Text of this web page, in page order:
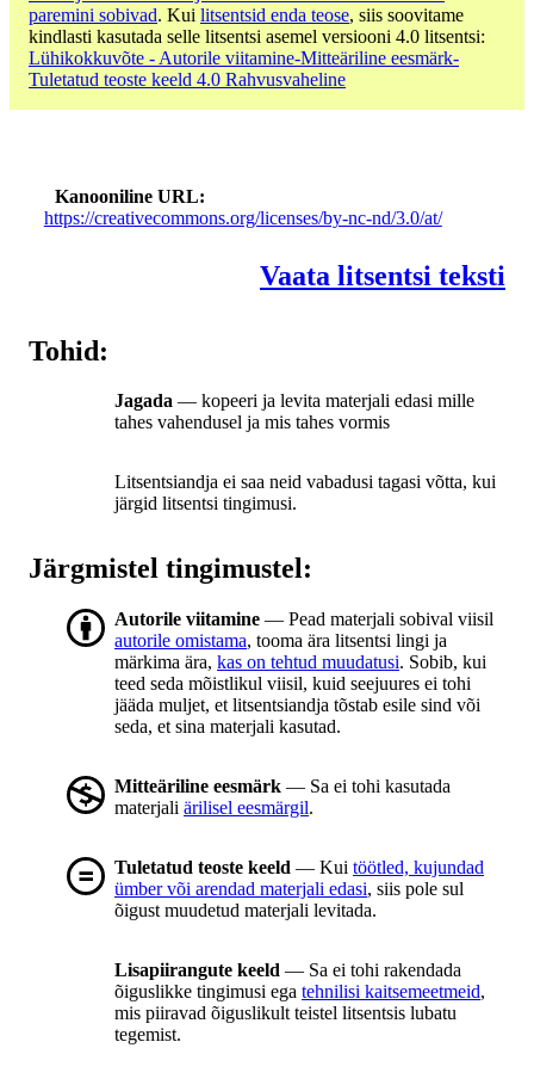
paremini sobivad. Kui litsentsid enda teose, siis soovitame
kindlasti kasutada selle litsentsi asemel versiooni 4.0 litsentsi:
Lühikokkuvõte - Autorile viitamine-Mitteäriline eesmärk-
Tuletatud teoste keeld 4.0 Rahvusvaheline
Kanooniline URL
https://creativecommons.org/licenses/by-nc-nd/3.0/at/
Vaata litsentsi teksti
Tohid:
Jagada — kopeeri ja levita materjali edasi mille
tahes vahendusel ja mis tahes vormis
Litsentsiandja ei saa neid vabadusi tagasi võtta, kui
järgid litsentsi tingimusi.
Järgmistel tingimustel:
Autorile viitamine — Pead materjali sobival viisil
autorile omistama, tooma ära litsentsi lingi ja
märkima ära, kas on tehtud muudatusi. Sobib, kui
teed seda mõistlikul viisil, kuid seejuures ei tohi
jääda muljet, et litsentsiandja tõstab esile sind või
seda, et sina materjali kasutad.
Mitteäriline eesmärk — Sa ei tohi kasutada
materjali ärilisel eesmärgil.
Tuletatud teoste keeld — Kui töötled, kujundad
ümber või arendad materjali edasi, siis pole sul
õigust muudetud materjali levitada.
Lisapiirangute keeld — Sa ei tohi rakendada
õiguslikke tingimusi ega tehnilisi kaitsemeetmeid,
mis piiravad õiguslikult teistel litsentsis lubatu
tegemist.